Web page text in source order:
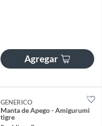
Agregar
GENERICO
Manta de Apego - Amigurumi
tigre